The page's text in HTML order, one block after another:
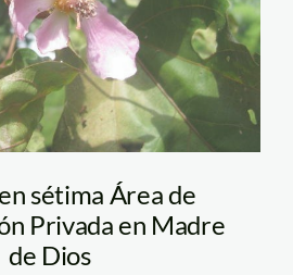
sétima Área de
Privada en Madre
de Dios